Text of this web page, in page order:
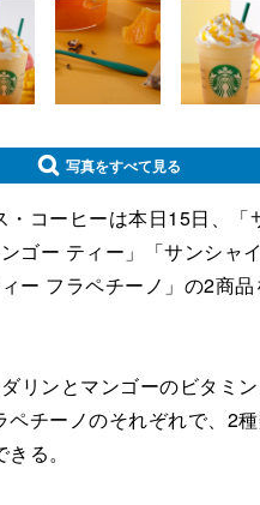
写真をすべて見る
コーヒーは本日15日、「
ゴー ティー」「サンシャ
ー フラペチーノ」の2商品
リンとマンゴーのビタミ
ペチーノのそれぞれで、2
る。